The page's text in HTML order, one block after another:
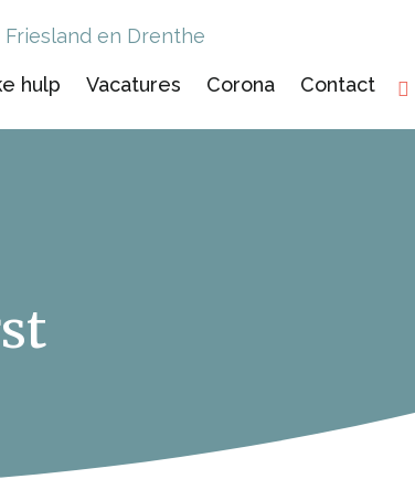
en Drenthe
hulp Vacatures Corona Contact